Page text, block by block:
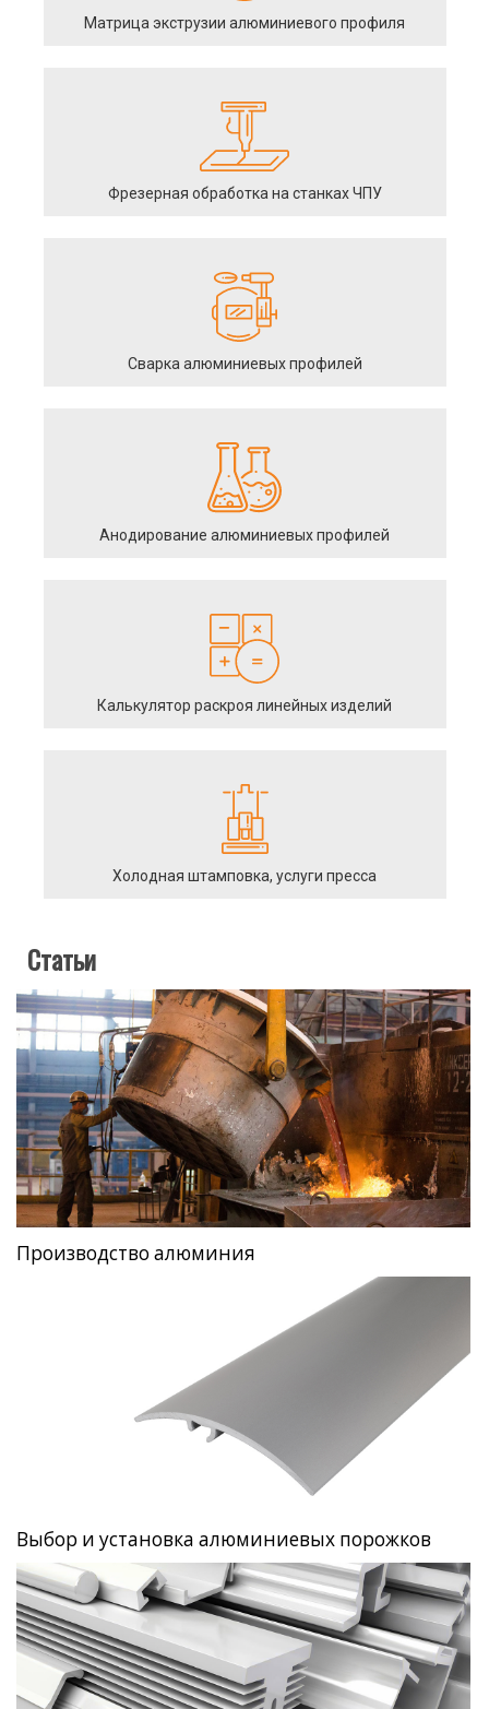
Матрица экструзии алюминиевого профиля
Фрезерная обработка на станках ЧПУ
Сварка алюминиевых профилей
Анодирование алюминиевых профилей
Калькулятор раскроя линейных изделий
Холодная штамповка, услуги пресса
Статьи
Производство алюминия
Выбор и установка алюминиевых порожков